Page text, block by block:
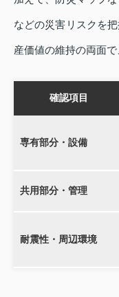
などの災害リスクを
産価値の維持の両面
確認項目
専有部分・設備
共用部分・管理
耐震性・周辺環境